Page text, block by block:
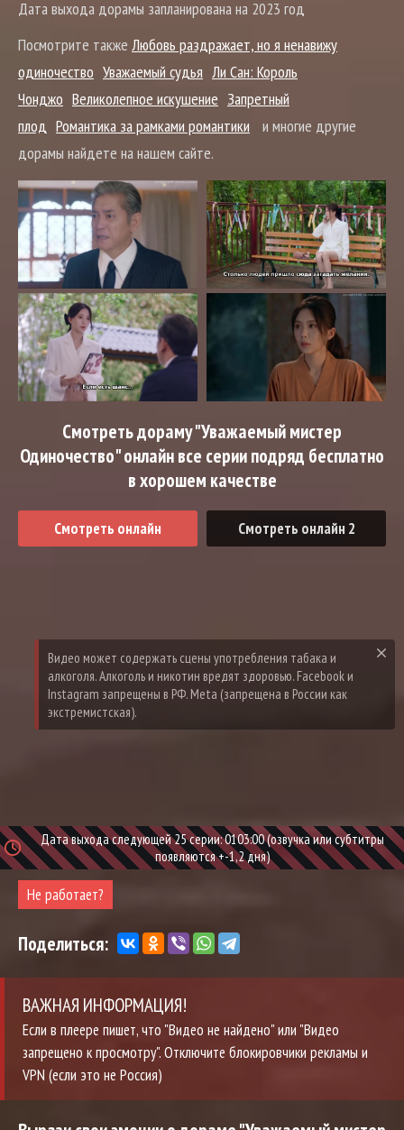
Дата выхода дорамы запланирована на 2023 год
Посмотрите также Любовь раздражает, но я ненавижу
одиночество Уважаемый судья Ли Сан: Король
Чонджо Великолепное искушение Запретный
плод Романтика за рамками романтики
и многие другие
дорамы найдете на нашем сайте.
Смотреть дораму "Уважаемый мистер
Одиночество" онлайн все серии подряд бесплатно
в хорошем качестве
Смотреть онлайн Смотреть онлайн 2
Дата выхода следующей 25 серии: 0103:00 (озвучка или субтитры
появляются +-1,2 дня)
Не работает?
Поделиться:
ВАЖНАЯ ИНФОРМАЦИЯ!
Если в плеере пишет, что "Видео не найдено" или "Видео
запрещено к просмотру". Отключите блокировчики рекламы и
VPN (если это не Россия)